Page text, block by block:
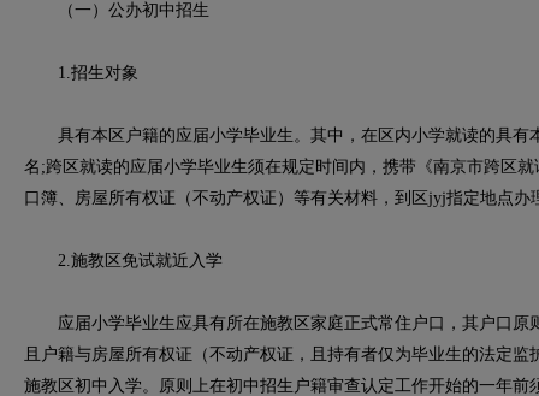
（一）公办初中招生
1.招生对象
具有本区户籍的应届小学毕业生。其中，在区内小学就读的具有
名;跨区就读的应届小学毕业生须在规定时间内，携带《南京市跨区
口簿、房屋所有权证（不动产权证）等有关材料，到区jyj指定地点办
2.施教区免试就近入学
应届小学毕业生应具有所在施教区家庭正式常住户口，其户口原
且户籍与房屋所有权证（不动产权证，且持有者仅为毕业生的法定
施教区初中入学。原则上在初中招生户籍审查认定工作开始的一年